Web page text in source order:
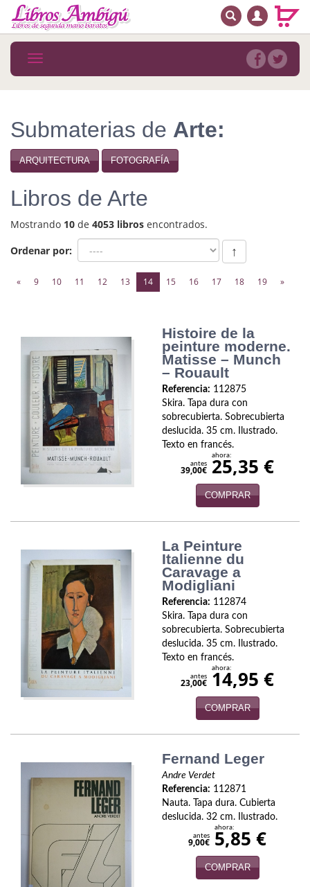
MENÚ PRINCIPAL
Novedades
MATERIAS
Arte
Astrología. Ocultismo
Autoayuda. Conocimiento personal
Autoayuda. Crecimiento personal
Biografía
Cine
Cocina
Cómic
Cuentos y relatos
Deportes
Divulgación científica
Economía
Enciclopedias
Ensayo
Física y Química
Física y química
Guerra Civil Española
BUSCAR
Toggle
navigation
Submaterias de Arte:
ARQUITECTURA FOTOGRAFÍA
Libros de Arte
Mostrando 10 de 4053 libros encontrados.
Ordenar por:
↑
« 9 10 11 12 13 14(current)
15 16 17 18 19 »
Histoire de la
peinture moderne.
Matisse – Munch
– Rouault
Referencia: 112875
Skira. Tapa dura con
sobrecubierta. Sobrecubierta
deslucida. 35 cm. Ilustrado.
Texto en francés.
antes
39,00€
ahora:
25,35 €
COMPRAR
La Peinture
Italienne du
Caravage a
Modigliani
Referencia: 112874
Skira. Tapa dura con
sobrecubierta. Sobrecubierta
deslucida. 35 cm. Ilustrado.
Texto en francés.
antes
23,00€
ahora:
14,95 €
COMPRAR
Fernand Leger
Andre Verdet
Referencia: 112871
Nauta. Tapa dura. Cubierta
deslucida. 32 cm. Ilustrado.
antes
9,00€
ahora:
5,85 €
COMPRAR